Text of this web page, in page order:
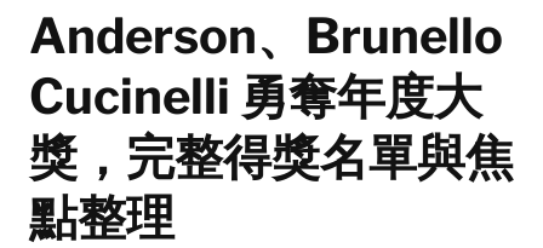
Anderson、Brunello
Cucinelli 勇奪年度大
獎，完整得獎名單與焦
點整理